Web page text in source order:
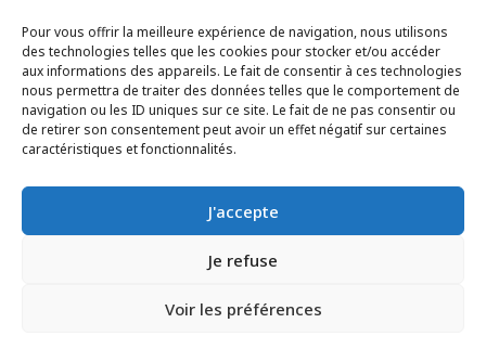
Pour vous offrir la meilleure expérience de navigation, nous utilisons
des technologies telles que les cookies pour stocker et/ou accéder
aux informations des appareils. Le fait de consentir à ces technologies
nous permettra de traiter des données telles que le comportement de
navigation ou les ID uniques sur ce site. Le fait de ne pas consentir ou
de retirer son consentement peut avoir un effet négatif sur certaines
caractéristiques et fonctionnalités.
J'accepte
Je refuse
Voir les préférences
NXT Event
CONTACT–MENTIONS LÉGALES
© 2025 – FRÉDÉRIC LENOIR – TOUS DROITS RÉSERVÉS